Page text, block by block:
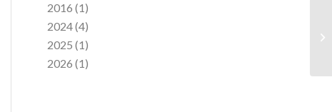
2016 (1)
2024(4)
2025 (1)
2026 (1)